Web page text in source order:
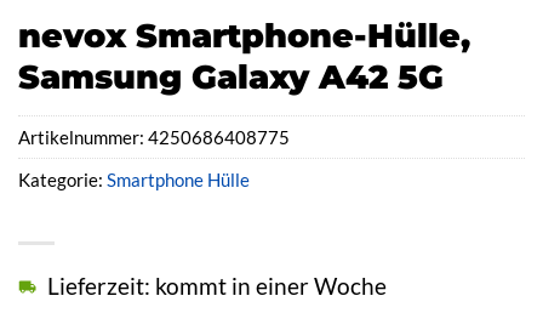
nevox Smartphone-Hülle,
Samsung Galaxy A42 5G
Lieferzeit: kommt in einer Woche
Artikelnummer: 4250686408775
Kategorie: Smartphone Hülle